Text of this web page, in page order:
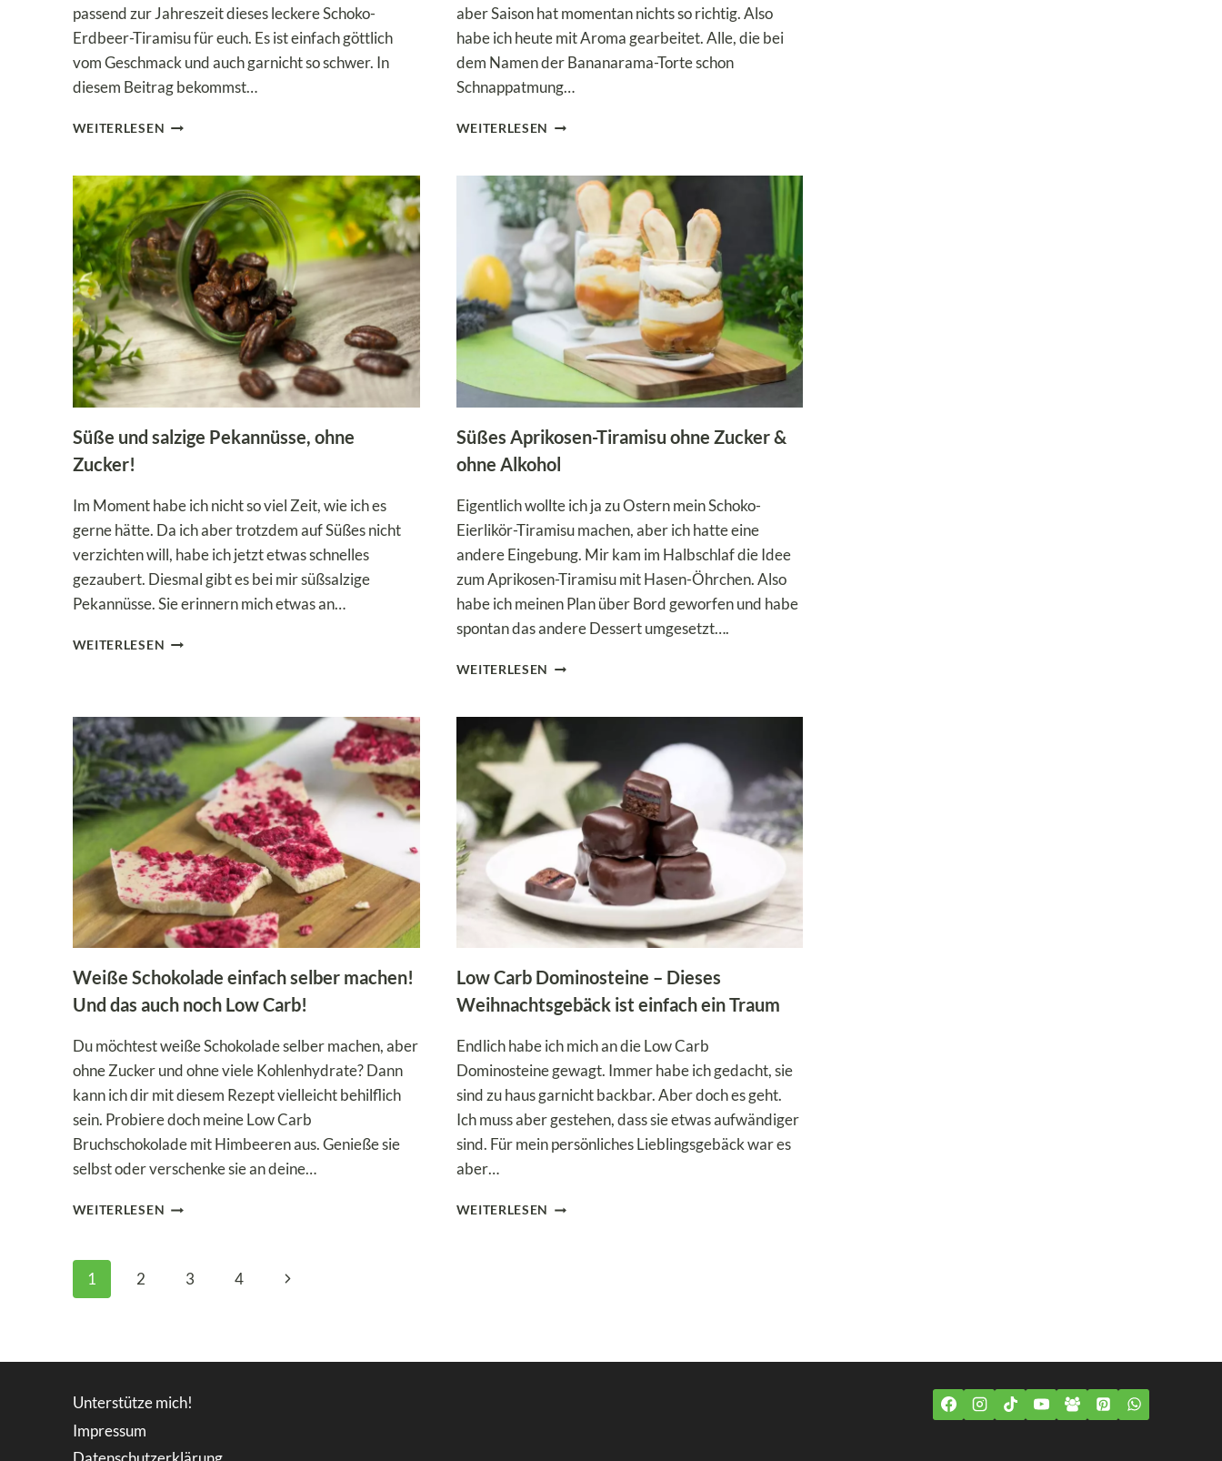
passend zur Jahreszeit dieses leckere Schoko-
Erdbeer-Tiramisu für euch. Es ist einfach göttlich
vom Geschmack und auch garnicht so schwer. In
diesem Beitrag bekommst…
WEITERLESEN LOW
ERDBEER-
TIRAMISU
–
FRUCHTIGER
GENUSS
OHNE
ZUCKER
aber Saison hat momentan nichts so richtig. Also
habe ich heute mit Aroma gearbeitet. Alle, die bei
dem Namen der Bananarama-Torte schon
Schnappatmung…
WEITERLESEN BANANARAMA-
LOW
CARB
SCHOKOTORTE
MIT
BANANENGESCHMACK
Süße und salzige Pekannüsse, ohne
Zucker!
Im Moment habe ich nicht so viel Zeit, wie ich es
gerne hätte. Da ich aber trotzdem auf Süßes nicht
verzichten will, habe ich jetzt etwas schnelles
gezaubert. Diesmal gibt es bei mir süßsalzige
Pekannüsse. Sie erinnern mich etwas an…
WEITERLESEN SÜSSE U
HNE Z
UCKER!
Süßes Aprikosen-Tiramisu ohne Zucker &
ohne Alkohol
Eigentlich wollte ich ja zu Ostern mein Schoko-
Eierlikör-Tiramisu machen, aber ich hatte eine
andere Eingebung. Mir kam im Halbschlaf die Idee
zum Aprikosen-Tiramisu mit Hasen-Öhrchen. Also
habe ich meinen Plan über Bord geworfen und habe
spontan das andere Dessert umgesetzt….
WEITERLESEN SÜSSES A
HNE Z
UCKER &
O
HNE A
LKOHOL
Weiße Schokolade einfach selber machen!
Und das auch noch Low Carb!
Du möchtest weiße Schokolade selber machen, aber
ohne Zucker und ohne viele Kohlenhydrate? Dann
kann ich dir mit diesem Rezept vielleicht behilflich
sein. Probiere doch meine Low Carb
Bruchschokolade mit Himbeeren aus. Genieße sie
selbst oder verschenke sie an deine…
WEITERLESEN WEISSE S
ACHEN! U
ARB!
Low Carb Dominosteine – Dieses
Weihnachtsgebäck ist einfach ein Traum
Endlich habe ich mich an die Low Carb
Dominosteine gewagt. Immer habe ich gedacht, sie
sind zu haus garnicht backbar. Aber doch es geht.
Ich muss aber gestehen, dass sie etwas aufwändiger
sind. Für mein persönliches Lieblingsgebäck war es
aber…
WEITERLESEN LOW
Seitennavigation
1 2 3 4
Nächste
Unterstütze mich!
Impressum